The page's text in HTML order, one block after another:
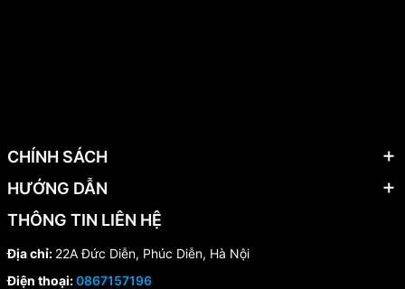
CHÍNH SÁCH
HƯỚNG DẪN
THÔNG TIN LIÊN HỆ
Địa chỉ: 22A Đức Diễn, Phúc Diễn, Hà Nội
Điện thoại:0867157196